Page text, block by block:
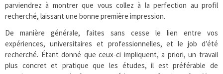
parviendrez à montrer que vous collez à la perfection au profil
recherché, laissant une bonne première impression.
De manière générale, faites sans cesse le lien entre vos
expériences, universitaires et professionnelles, et le job d’été
recherché. Étant donné que ceux-ci impliquent, a priori, un travail
plus concret et pratique que les études, il est préférable de